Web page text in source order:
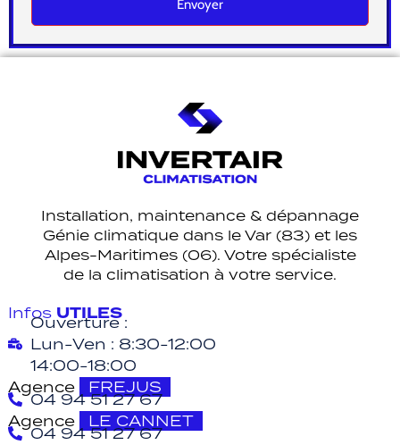
Envoyer
Installation, maintenance & dépannage
Génie climatique dans le Var (83) et les
Alpes-Maritimes (06). Votre spécialiste
de la climatisation à votre service.
Infos UTILES
Ouverture :
Lun-Ven : 8:30-12:00
14:00-18:00
Agence
FREJUS
04 94 51 27 67
Agence
LE CANNET
04 94 51 27 67